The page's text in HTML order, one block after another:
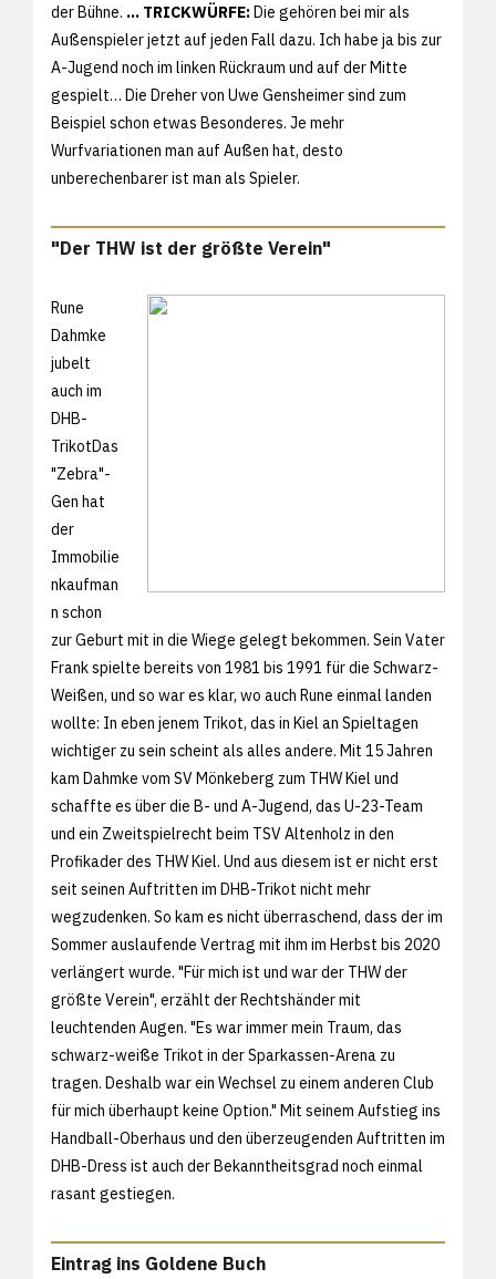
der Bühne. ... TRICKWÜRFE:Die gehören bei mir als
Außenspieler jetzt auf jeden Fall dazu. Ich habe ja bis zur
A-Jugend noch im linken Rückraum und auf der Mitte
gespielt… Die Dreher von Uwe Gensheimer sind zum
Beispiel schon etwas Besonderes. Je mehr
Wurfvariationen man auf Außen hat, desto
unberechenbarer ist man als Spieler.
"Der THW ist der größte Verein"
Rune
Dahmke
jubelt
auch im
DHB-
TrikotDas
"Zebra"-
Gen hat
der
Immobilie
nkaufman
n schon
zur Geburt mit in die Wiege gelegt bekommen. Sein Vater
Frank spielte bereits von 1981 bis 1991 für die Schwarz-
Weißen, und so war es klar, wo auch Rune einmal landen
wollte: In eben jenem Trikot, das in Kiel an Spieltagen
wichtiger zu sein scheint als alles andere. Mit 15 Jahren
kam Dahmke vom SV Mönkeberg zum THW Kiel und
schaffte es über die B- und A-Jugend, das U-23-Team
und ein Zweitspielrecht beim TSV Altenholz in den
Profikader des THW Kiel. Und aus diesem ist er nicht erst
seit seinen Auftritten im DHB-Trikot nicht mehr
wegzudenken. So kam es nicht überraschend, dass der im
Sommer auslaufende Vertrag mit ihm im Herbst bis 2020
verlängert wurde. "Für mich ist und war der THW der
größte Verein", erzählt der Rechtshänder mit
leuchtenden Augen. "Es war immer mein Traum, das
schwarz-weiße Trikot in der Sparkassen-Arena zu
tragen. Deshalb war ein Wechsel zu einem anderen Club
für mich überhaupt keine Option." Mit seinem Aufstieg ins
Handball-Oberhaus und den überzeugenden Auftritten im
DHB-Dress ist auch der Bekanntheitsgrad noch einmal
rasant gestiegen.
Eintrag ins Goldene Buch